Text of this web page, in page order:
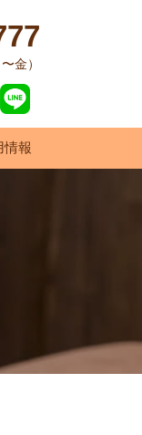
金）
情報